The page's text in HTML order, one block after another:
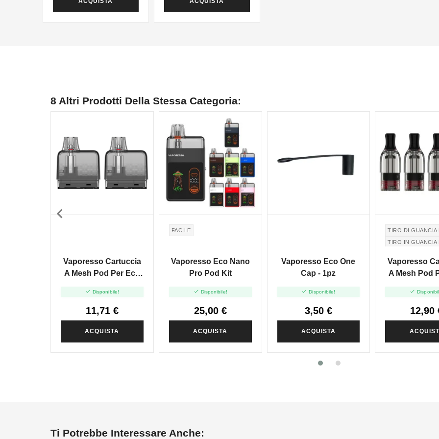
8 Altri Prodotti Della Stessa Categoria:
Vaporesso Cartuccia
A Mesh Pod Per Eco
 Disponibile!
11,71 €
ACQUISTA
FACILE
Vaporesso Eco Nano
Pro Pod Kit
 Disponibile!
25,00 €
ACQUISTA
Vaporesso Eco One
Cap - 1pz
 Disponibile!
3,50 €
ACQUISTA
TIRO DI GUANCIA
TIRO IN GUANCIA
Vaporesso
A Mesh Pod

12,90

Ti Potrebbe Interessare Anche: